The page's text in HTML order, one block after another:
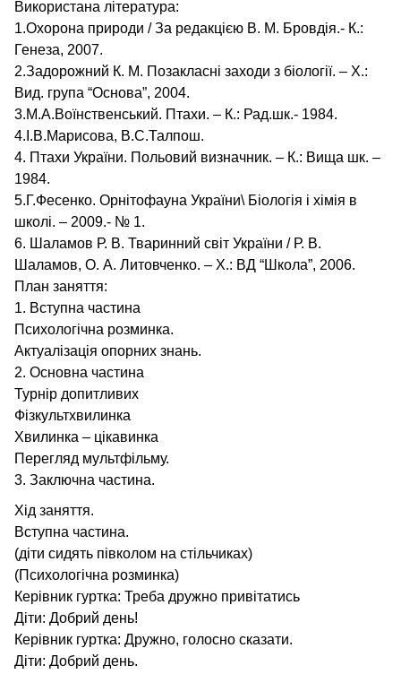
Використана література:
1.Охорона природи / За редакцією В. М. Бровдія.- К.:
Генеза, 2007.
2.Задорожний К. М. Позакласні заходи з біології. – Х.:
Вид. група “Основа”, 2004.
3.М.А.Воїнственський. Птахи. – К.: Рад.шк.- 1984.
4.І.В.Марисова, В.С.Талпош.
4. Птахи України. Польовий визначник. – К.: Вища шк. –
1984.
5.Г.Фесенко. Орнітофауна України\ Біологія і хімія в
школі. – 2009.- № 1.
6. Шаламов Р. В. Тваринний світ України / Р. В.
Шаламов, О. А. Литовченко. – Х.: ВД “Школа”, 2006.
План заняття:
1. Вступна частина
Психологічна розминка.
Актуалізація опорних знань.
2. Основна частина
Турнір допитливих
Фізкультхвилинка
Хвилинка – цікавинка
Перегляд мультфільму.
3. Заключна частина.
Хід заняття.
Вступна частина.
(діти сидять півколом на стільчиках)
(Психологічна розминка)
Керівник гуртка: Треба дружно привітатись
Діти: Добрий день!
Керівник гуртка: Дружно, голосно сказати.
Діти: Добрий день.